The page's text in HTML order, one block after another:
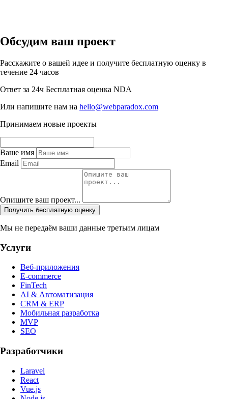
Обсудим ваш проект
Расскажите о вашей идее и получите бесплатную оценку в
течение 24 часов
Ответ за 24ч Бесплатная оценка NDA
Или напишите нам на hello@webparadox.com
Принимаем новые проекты
Ваше имя
Email
Опишите ваш проект...
Получить бесплатную оценку
Мы не передаём ваши данные третьим лицам
Услуги
Веб-приложения
E-commerce
FinTech
AI & Автоматизация
CRM & ERP
Мобильная разработка
MVP
SEO
Разработчики
Laravel
React
Vue.js